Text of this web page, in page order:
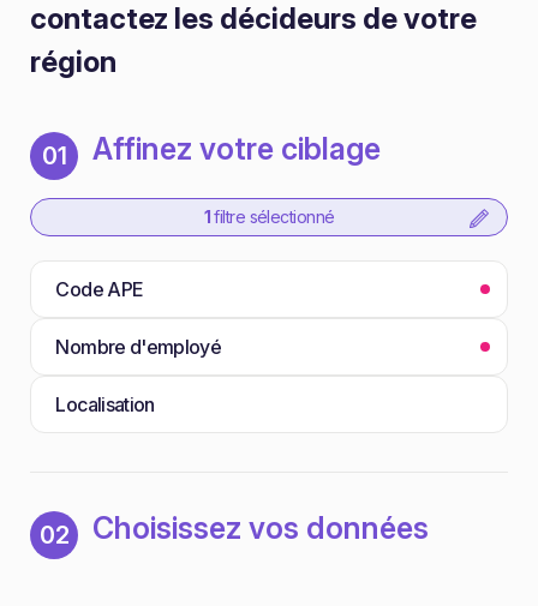
contactez les décideurs de votre
région
01 Affinez votre ciblage
1 filtre sélectionné
Code APE
Nombre d'employé
Localisation
02 Choisissez vos données